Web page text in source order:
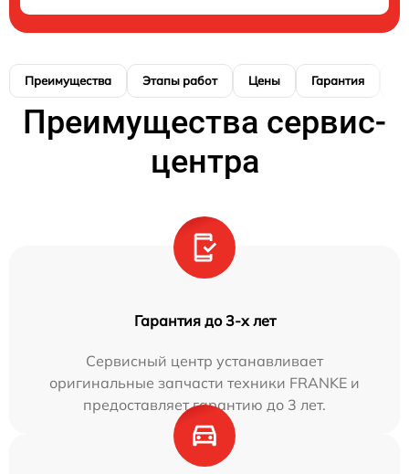
Преимущества Этапы работ Цены Гарантия
Преимущества сервис-
центра
Гарантия до 3-х лет
Сервисный центр устанавливает
оригинальные запчасти техники FRANKE и
предоставляет гарантию до 3 лет.